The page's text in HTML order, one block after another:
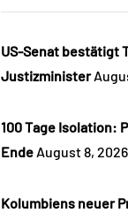
US-Senat bestätigt
Justizminister
100 Tage Isolation:
Ende August 8, 2026
Kolumbiens neuer